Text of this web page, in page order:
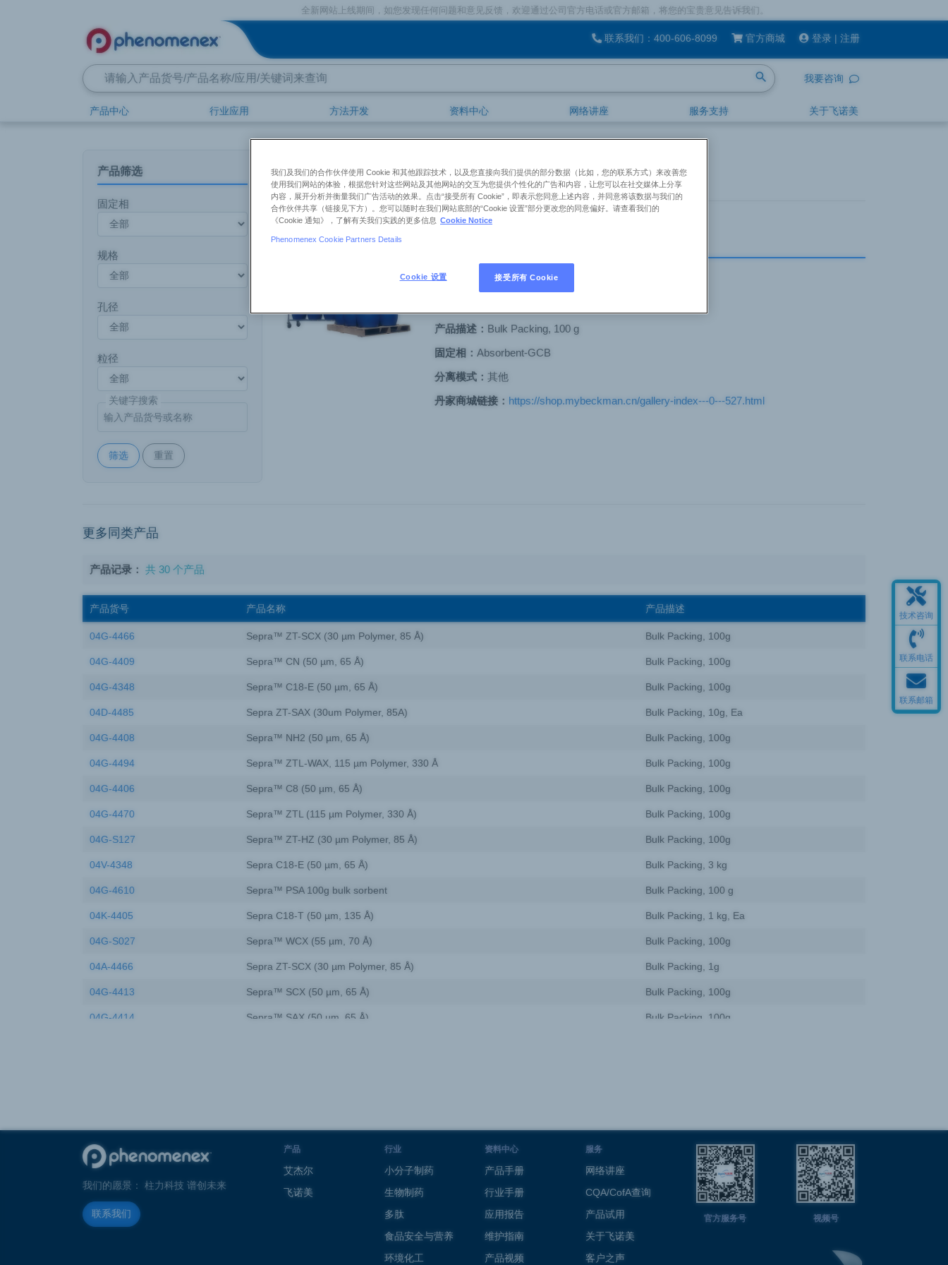
全新网站上线期间，如您发现任何问题和意见反馈，欢迎通过公司官方电话或官方邮箱，将您的宝贵意见告诉我们。
联系我们： 400-606-8099 官方商城 登录 | 注册
search 我要咨询
产品中心 行业应用 方法开发 资料中心 网络讲座 服务支持 关于飞诺美
首页 产品中心 飞诺美 Sepra Sepra™ GCB (Graphitized Carbon Black)
产品筛选
固定相
规格
孔径
粒径
关键字搜索
筛选 重置
Sepra™ GCB (Graphitized Carbon Black)，Bulk Packing, 100 g
了解更多 Sepra
货号：
04G-4615
产品描述： Bulk Packing, 100 g
固定相： Absorbent-GCB
分离模式： 其他
丹家商城链接： https://shop.mybeckman.cn/gallery-index---0---527.html
更多同类产品
产品记录： 共 30 个产品
产品货号 产品名称 产品描述
04G-4466 Sepra™ ZT-SCX (30 µm Polymer, 85 Å) Bulk Packing, 100g
04G-4409 Sepra™ CN (50 µm, 65 Å) Bulk Packing, 100g
04G-4348 Sepra™ C18-E (50 µm, 65 Å) Bulk Packing, 100g
04D-4485 Sepra ZT-SAX (30um Polymer, 85A) Bulk Packing, 10g, Ea
04G-4408 Sepra™ NH2 (50 µm, 65 Å) Bulk Packing, 100g
04G-4494 Sepra™ ZTL-WAX, 115 µm Polymer, 330 Å Bulk Packing, 100g
04G-4406 Sepra™ C8 (50 µm, 65 Å) Bulk Packing, 100g
04G-4470 Sepra™ ZTL (115 µm Polymer, 330 Å) Bulk Packing, 100g
04G-S127 Sepra™ ZT-HZ (30 µm Polymer, 85 Å) Bulk Packing, 100g
04V-4348 Sepra C18-E (50 µm, 65 Å) Bulk Packing, 3 kg
04G-4610 Sepra™ PSA 100g bulk sorbent Bulk Packing, 100 g
04K-4405 Sepra C18-T (50 µm, 135 Å) Bulk Packing, 1 kg, Ea
04G-S027 Sepra™ WCX (55 µm, 70 Å) Bulk Packing, 100g
04A-4466 Sepra ZT-SCX (30 µm Polymer, 85 Å) Bulk Packing, 1g
04G-4413 Sepra™ SCX (50 µm, 65 Å) Bulk Packing, 100g
04G-4414 Sepra™ SAX (50 µm, 65 Å) Bulk Packing, 100g
04G-4412 Sepra™ SDB-L (95 µm, 255 Å) Bulk Packing, 100g
04G-4485 Sepra™ ZT-SAX (30 µm Polymer, 85 Å) Bulk Packing, 100g
Sepra™ ZT-WAX (30 µm, Polymer 85 Å) Bulk Packing, 100g
04G-4615 Sepra™ GCB (Graphitized Carbon Black) Bulk Packing, 100 g
技术咨询
联系电话
联系邮箱
我们的愿景： 柱力科技 谱创未来
联系我们
产品
艾杰尔
飞诺美
行业
小分子制药
生物制药
多肽
食品安全与营养
环境化工
资料中心
产品手册
行业手册
应用报告
维护指南
产品视频
服务
网络讲座
CQA/CofA查询
产品试用
关于飞诺美
客户之声
官方服务号 视频号
我们及我们的合作伙伴使用 Cookie 和其他跟踪技术，以及您直接向我们提供的部分数据（比如，您的联系方式）来改善您
使用我们网站的体验，根据您针对这些网站及其他网站的交互为您提供个性化的广告和内容，让您可以在社交媒体上分享
内容，展开分析并衡量我们广告活动的效果。点击“接受所有 Cookie”，即表示您同意上述内容，并同意将该数据与我们的
合作伙伴共享（链接见下方）。您可以随时在我们网站底部的“Cookie 设置”部分更改您的同意偏好。请查看我们的
《Cookie 通知》，了解有关我们实践的更多信息 Cookie Notice
Phenomenex Cookie Partners Details
Cookie 设置 接受所有 Cookie